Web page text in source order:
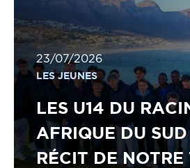
23/07/2026
LES JEUNES
LES U14 DU
AFRIQUE DU
RÉCIT DE NOTRE